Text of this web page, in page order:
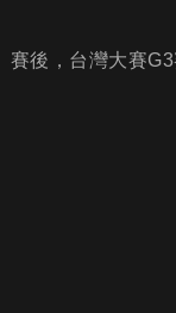
賽後，台灣大賽